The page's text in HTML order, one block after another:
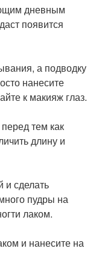
дневным
появится
а подводку
нанесите
к макияж глаз.
тем как
длину и
и сделать
пудры на
лаком.
и нанесите на